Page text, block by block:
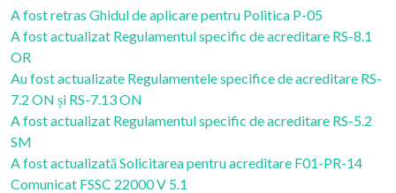
A fost retras Ghidul de aplicare pentru Politica P-05
A fost actualizat Regulamentul specific de acreditare RS-8.1
OR
Au fost actualizate Regulamentele specifice de acreditare RS-
7.2 ON și RS-7.13 ON
A fost actualizat Regulamentul specific de acreditare RS-5.2
SM
A fost actualizată Solicitarea pentru acreditare F01-PR-14
Comunicat FSSC 22000 V 5.1